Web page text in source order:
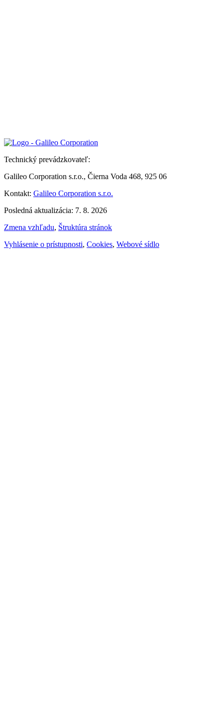
Technický prevádzkovateľ:
Galileo Corporation s.r.o., Čierna Voda 468, 925 06
Kontakt: Galileo Corporation s.r.o.
Posledná aktualizácia: 7. 8. 2026
Zmena vzhľadu, Štruktúra stránok
Vyhlásenie o prístupnosti, Cookies, Webové sídlo